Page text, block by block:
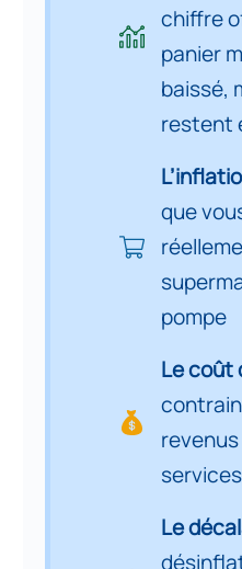
Partie 2 –
inflation
de la vie en
Synthèse
chiffre
panier
baissé,
restent
que
pompe
Le coût
Le